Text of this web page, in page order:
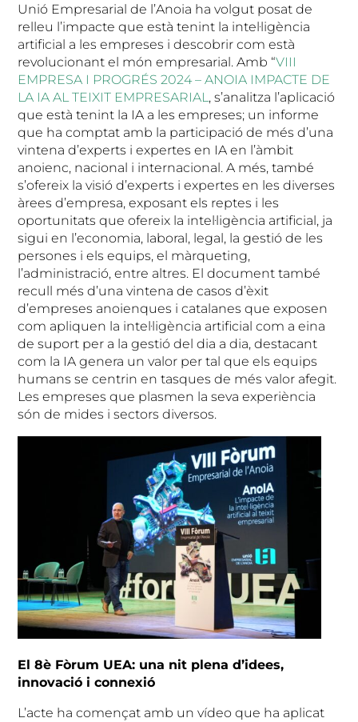
Unió Empresarial de l’Anoia ha volgut posat de
relleu l’impacte que està tenint la intel·ligència
artificial a les empreses i descobrir com està
revolucionant el món empresarial. Amb “VIII
EMPRESA I PROGRÉS 2024 – ANOIA IMPACTE DE
LA IA AL TEIXIT EMPRESARIAL, s’analitza l’aplicació
que està tenint la IA a les empreses; un informe
que ha comptat amb la participació de més d’una
vintena d’experts i expertes en IA en l’àmbit
anoienc, nacional i internacional. A més, també
s’ofereix la visió d’experts i expertes en les diverses
àrees d’empresa, exposant els reptes i les
oportunitats que ofereix la intel·ligència artificial, ja
sigui en l’economia, laboral, legal, la gestió de les
persones i els equips, el màrqueting,
l’administració, entre altres. El document també
recull més d’una vintena de casos d’èxit
d’empreses anoienques i catalanes que exposen
com apliquen la intel·ligència artificial com a eina
de suport per a la gestió del dia a dia, destacant
com la IA genera un valor per tal que els equips
humans se centrin en tasques de més valor afegit.
Les empreses que plasmen la seva experiència
són de mides i sectors diversos.
El 8è Fòrum UEA: una nit plena d’idees,
innovació i connexió
L’acte ha començat amb un vídeo que ha aplicat